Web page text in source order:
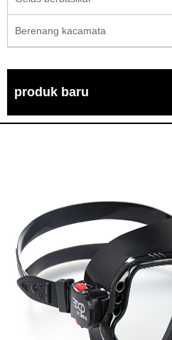
Berenang kacamata
produk baru